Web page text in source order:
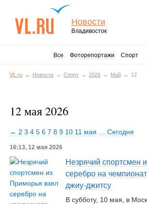
Новости
Владивосток
Все Фоторепортажи Спорт
VL.ru Новости Спорт 2026 Май 12
12 мая 2026
← 2 3 4 5 6 7 8 9 10 11 мая Сегодня
16:13, 12 мая 2026
Незрячий спортсмен
серебро на
джиу-джитсу
В субботу, 10 мая, в